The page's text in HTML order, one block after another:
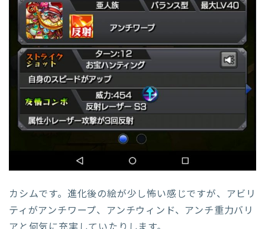
カシムです。進化後の絵が少し怖い感じですが、アビリ
ティがアンチワープ、アンチウィンド、アンチ重力バリ